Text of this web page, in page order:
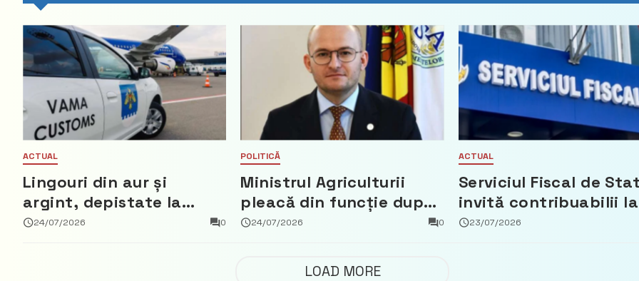
ACTUAL
Lingouri din aur și
argint, depistate la
vama Aeroport
24/07/2026 0
POLITICĂ
Ministrul Agriculturii
pleacă din funcție după
ce a negat că a făcut
Democrat
24/07/2026 0
ACTUAL
Serviciul Fiscal de
invită contribuabilii la
un webinar gratuit
23/07/2026
LOAD MORE